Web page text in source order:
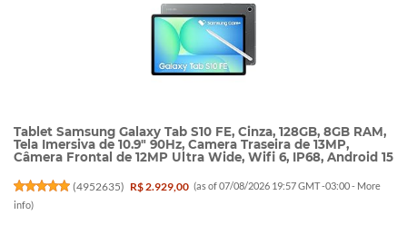
Tablet Samsung Galaxy Tab S10 FE, Cinza, 128GB, 8GB RAM,
Tela Imersiva de 10.9" 90Hz, Camera Traseira de 13MP,
Câmera Frontal de 12MP Ultra Wide, Wifi 6, IP68, Android 15
(4952635) R$ 2.929,00 (as of 07/08/2026 19:57 GMT -03:00 - More
info)